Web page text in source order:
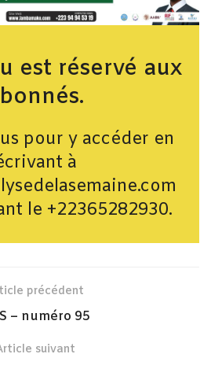
est réservé aux
pour y accéder en
à
le +22365282930.
précédent
– numéro 95
suivant